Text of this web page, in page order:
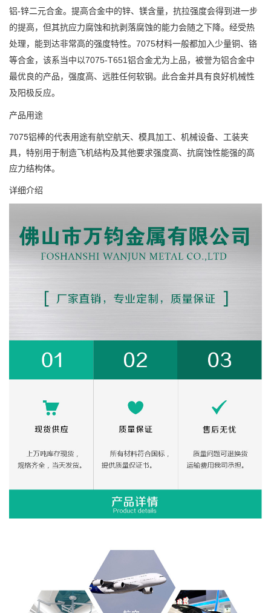
铝-锌二元合金。提高合金中的锌、镁含量，抗拉强度会得到进一步
的提高，但其抗应力腐蚀和抗剥落腐蚀的能力会随之下降。经受热
处理，能到达非常高的强度特性。7075材料一般都加入少量铜、铬
等合金，该系当中以7075-T651铝合金尤为上品，被誉为铝合金中
最优良的产品，强度高、远胜任何软钢。此合金并具有良好机械性
及阳极反应。
产品用途
7075铝棒的代表用途有航空航天、模具加工、机械设备、工装夹
具，特别用于制造飞机结构及其他要求强度高、抗腐蚀性能强的高
应力结构体。
详细介绍